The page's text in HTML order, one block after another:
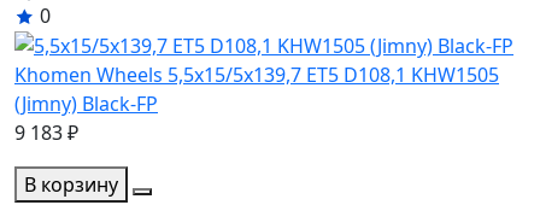
0
Khomen Wheels 5,5x15/5x139,7 ET5 D108,1 KHW1505
(Jimny) Black-FP
9 183 ₽
В корзину